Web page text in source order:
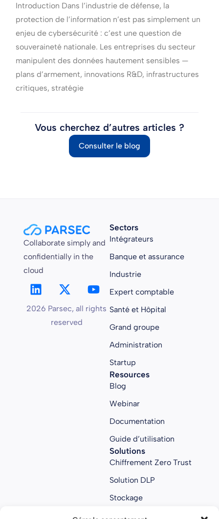
Introduction Dans l’industrie de défense, la
protection de l’information n’est pas simplement un
enjeu de cybersécurité : c’est une question de
souveraineté nationale. Les entreprises du secteur
manipulent des données hautement sensibles —
plans d’armement, innovations R&D, infrastructures
critiques, stratégie
Vous cherchez d’autres articles ?
Consulter le blog
Collaborate simply and
confidentially in the
cloud
2026 Parsec, all rights
reserved
Sectors
Intégrateurs
Banque et assurance
Industrie
Expert comptable
Santé et Hôpital
Grand groupe
Administration
Startup
Resources
Blog
Webinar
Documentation
Guide d’utilisation
Solutions
Chiffrement Zero Trust
Solution DLP
Stockage
Collaboratif